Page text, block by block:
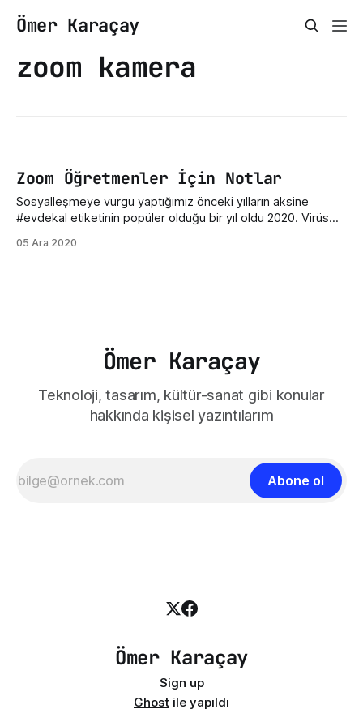
Ömer Karaçay
zoom kamera
Zoom Öğretmenler İçin Notlar
Sosyalleşmeye vurgu yaptığımız önceki yılların aksine
#evdekal etiketinin popüler olduğu bir yıl oldu 2020. Virüs
aksamaması için Zoom ile ders anlatmaya devam ediyor.
05 Ara 2020
Ömer Karaçay
Teknoloji, tasarım, kültür-sanat gibi konular
hakkında kişisel yazıntılarım
Abone ol
Ömer Karaçay
Sign up
Ghost ile yapıldı